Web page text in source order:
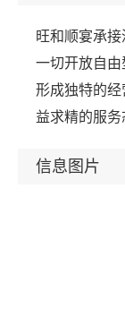
旺和顺宴承
一切开放自
形成独特的
益求精的服务
信息图片